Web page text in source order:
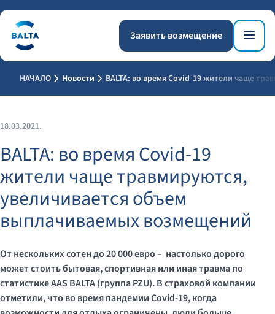
Заявить возмещение
НАЧАЛО Новости BALTA: во время Covid-19 жители чаще
18.03.2021.
BALTA: во время Covid-19
жители чаще травмируются,
увеличивается объем
выплачиваемых возмещений
От нескольких сотен до 20000 евро– настолько дорого
может стоить бытовая, спортивная или иная травма по
статистикеAAS BALTA (группа PZU).В страховой компании
отметили, что во время пандемии Covid-19, когда